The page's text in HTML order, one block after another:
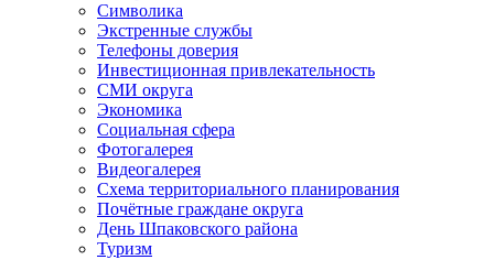
Символика
Экстренные службы
Телефоны доверия
Инвестиционная привлекательность
СМИ округа
Экономика
Социальная сфера
Фотогалерея
Видеогалерея
Схема территориального планирования
Почётные граждане округа
День Шпаковского района
Туризм